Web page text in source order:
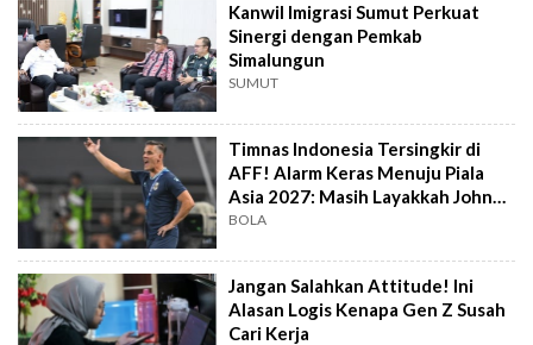
Kanwil Imigrasi Sumut Perkuat
Sinergi dengan Pemkab
Simalungun
SUMUT
Timnas Indonesia Tersingkir di
AFF! Alarm Keras Menuju Piala
Asia 2027: Masih Layakkah John
Herdman?
BOLA
Jangan Salahkan Attitude! Ini
Alasan Logis Kenapa Gen Z Susah
Cari Kerja